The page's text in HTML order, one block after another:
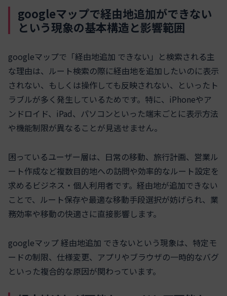
googleマップで経由地追加ができない
という現象の基本構造と影響範囲
googleマップで「経由地追加 できない」と検索される主
な理由は、ルート検索の際に経由地を追加したいのに表示
されない、もしくは操作しても反映されない、といったト
ラブルが多く発生しているためです。特に、iPhoneやア
ンドロイド、iPad、パソコンといった端末ごとに表示方法
や機能制限が異なることが見逃せません。
困っているユーザー層は、日常の移動、旅行計画、営業ル
ート作成など複数目的地への訪問や効率的なルート設定を
求めるビジネス・個人利用者です。経由地が追加できない
ことで、ルート保存や最適な移動手段選択が妨げられ、業
務効率や移動の快適さに直接影響します。
googleマップ 経由地追加 できないという現象は、特定モ
ードの制限、仕様変更、アプリやブラウザの一時的なバグ
といった複合的な原因が関わっています。